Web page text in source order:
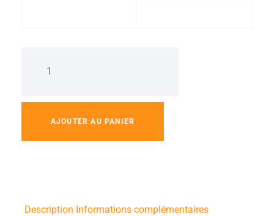
AJOUTER AU PANIER
Description Informations complémentaires